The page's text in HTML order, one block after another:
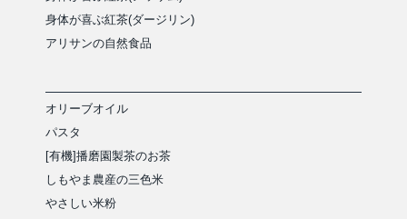
身体が喜ぶ紅茶(ダージリン)
アリサンの自然食品
オリーブオイル
パスタ
[有機]播磨園製茶のお茶
しもやま農産の三色米
やさしい米粉